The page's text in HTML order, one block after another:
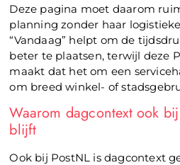
Deze pagina moet daarom
planning zonder haar
“Vandaag” helpt om de
beter te plaatsen, terwijl deze
maakt dat het om een
om breed winkel- of
Waarom dagcontext ook
blijft
Ook bij PostNL is dagcontext